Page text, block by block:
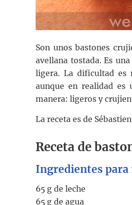
Son unos bastones
avellana tostada. Es
ligera. La dificultad es
aunque en realidad es
manera: ligeros y
La receta es de
Receta de
Ingredientes para
65 g de leche
65 g de agua